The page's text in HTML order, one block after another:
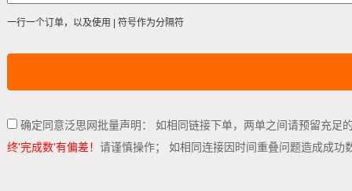
一行一个订单，以及使用 | 符号作为分隔符
确定同意泛思网批量声明： 如相同链接下单，两单之间请预留充
终'完成数'有偏差！ 请谨慎操作； 如相同连接因时间重叠问题造成成